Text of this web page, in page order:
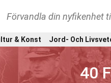
Förvandla din nyfikenhet
& Konst Jord- Och
40